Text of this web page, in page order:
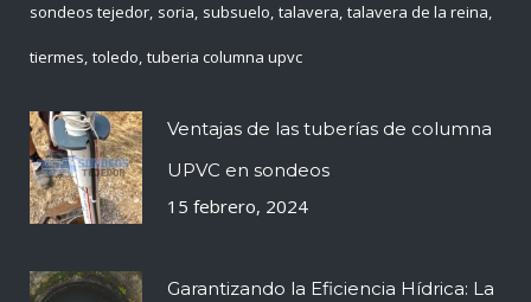
sondeos tejedor soria subsuelo talavera talavera de la reina
tiermes toledo tuberia columna upvc
Ventajas de las tuberías de columna
UPVC en sondeos
15 febrero, 2024
Garantizando la Eficiencia Hídrica: La